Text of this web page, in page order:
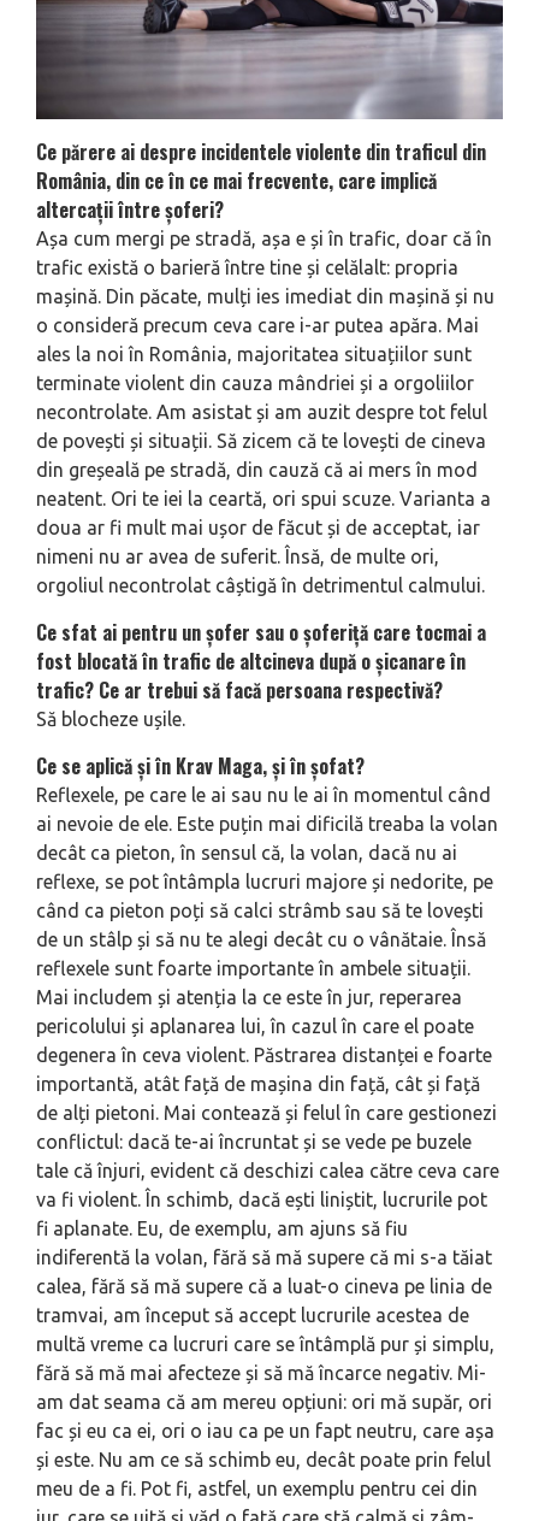
Ce părere ai despre incidentele violente din traficul din
Ro­mânia, din ce în ce mai frec­vente, care implică
altercații între șoferi?
Așa cum mergi pe stradă, așa e și în trafic, doar că în
trafic există o barieră între tine și celălalt: propria
mașină. Din păcate, mulți ies imediat din mașină și nu
o consideră precum ceva care i-ar putea apăra. Mai
ales la noi în România, majoritatea situațiilor sunt
terminate violent din cauza mândriei și a orgoliilor
necon­trolate. Am asistat și am auzit despre tot felul
de povești și situații. Să zi­cem că te lovești de cineva
din greșeală pe stradă, din cauză că ai mers în mod
neatent. Ori te iei la ceartă, ori spui scuze. Varianta a
doua ar fi mult mai ușor de făcut și de acceptat, iar
nimeni nu ar avea de suferit. Însă, de multe ori,
orgoliul necontrolat câștigă în detrimentul calmului.
Ce sfat ai pentru un șofer sau o șoferiță care tocmai a
fost blo­cată în trafic de altcineva după o șicanare în
trafic? Ce ar trebui să facă persoana re­spectivă?
Să blocheze ușile.
Ce se aplică și în Krav Maga, și în șofat?
Reflexele, pe care le ai sau nu le ai în momentul când
ai nevoie de ele. Es­te puțin mai dificilă treaba la volan
decât ca pieton, în sensul că, la volan, dacă nu ai
reflexe, se pot întâmpla lu­cruri majore și nedorite, pe
când ca pieton poți să calci strâmb sau să te lovești
de un stâlp și să nu te alegi de­cât cu o vânătaie. Însă
reflexele sunt foarte importante în ambele situații.
Mai includem și atenția la ce este în jur, reperarea
pericolului și aplanarea lui, în cazul în care el poate
degenera în ceva violent. Păstrarea distanței e foarte
importantă, atât față de mașina din față, cât și față
de alți pietoni. Mai contează și felul în care gestionezi
conflictul: dacă te-ai încruntat și se vede pe buzele
tale că înjuri, evident că deschizi calea către ceva care
va fi violent. În schimb, dacă ești liniștit, lucrurile pot
fi aplanate. Eu, de exem­plu, am ajuns să fiu
indiferentă la vo­lan, fără să mă supere că mi s-a tăiat
calea, fără să mă supere că a luat-o cineva pe linia de
tramvai, am început să accept lucrurile acestea de
multă vreme ca lucruri care se întâmplă pur și simplu,
fără să mă mai afecteze și să mă încarce negativ. Mi-
am dat sea­ma că am mereu opțiuni: ori mă supăr, ori
fac și eu ca ei, ori o iau ca pe un fapt neutru, care așa
și este. Nu am ce să schimb eu, decât poate prin felul
meu de a fi. Pot fi, astfel, un exemplu pentru cei din